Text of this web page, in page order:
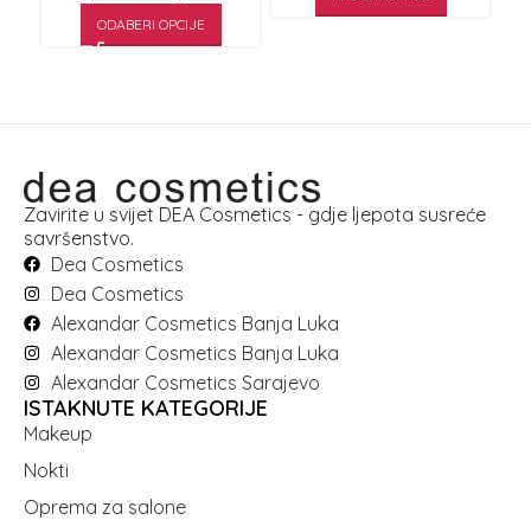
ODABERI OPCIJE
Zavirite u svijet DEA Cosmetics - gdje ljepota susreće
savršenstvo.
Dea Cosmetics
Dea Cosmetics
Alexandar Cosmetics Banja Luka
Alexandar Cosmetics Banja Luka
Alexandar Cosmetics Sarajevo
ISTAKNUTE KATEGORIJE
Makeup
Nokti
Oprema za salone